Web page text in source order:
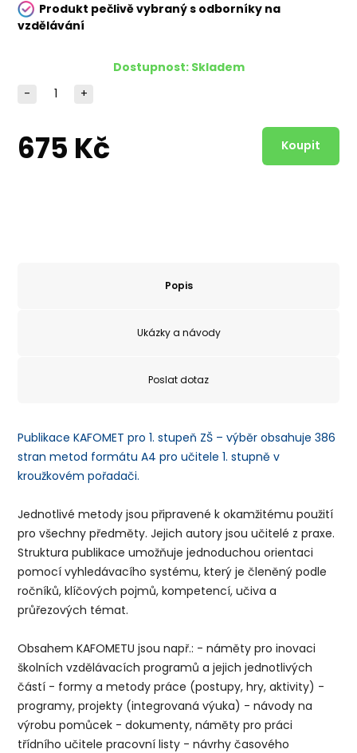
Produkt pečlivě vybraný s odborníky na
vzdělávání
Dostupnost: Skladem
675 Kč
- +
Popis
Ukázky a návody
Poslat dotaz
Publikace KAFOMET pro 1. stupeň ZŠ – výběr obsahuje 386
stran metod formátu A4 pro učitele 1. stupně v
kroužkovém pořadači.
Jednotlivé metody jsou připravené k okamžitému použití
pro všechny předměty. Jejich autory jsou učitelé z praxe.
Struktura publikace umožňuje jednoduchou orientaci
pomocí vyhledávacího systému, který je členěný podle
ročníků, klíčových pojmů, kompetencí, učiva a
průřezových témat.
Obsahem KAFOMETU jsou např.: - náměty pro inovaci
školních vzdělávacích programů a jejich jednotlivých
částí - formy a metody práce (postupy, hry, aktivity) -
programy, projekty (integrovaná výuka) - návody na
výrobu pomůcek - dokumenty, náměty pro práci
třídního učitele pracovní listy - návrhy časového